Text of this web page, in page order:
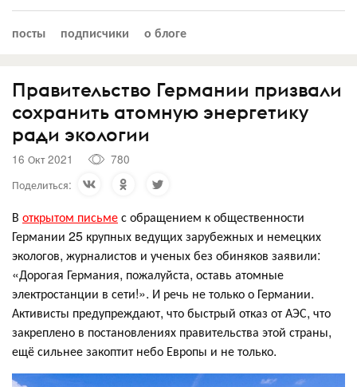
посты подписчики о блоге
Правительство Германии призвали
сохранить атомную энергетику
ради экологии
16 Окт 2021
780
Поделиться:
В открытом письмес обращением к общественности
Германии 25 крупных ведущих зарубежных и немецких
экологов, журналистов и ученых без обиняков заявили:
«Дорогая Германия, пожалуйста, оставь атомные
электростанции в сети!». И речь не только о Германии.
Активисты предупреждают, что быстрый отказ от АЭС, что
закреплено в постановлениях правительства этой страны,
ещё сильнее закоптит небо Европы и не только.